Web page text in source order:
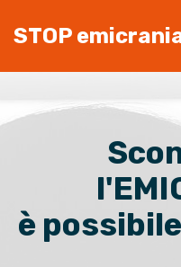
STOP
è